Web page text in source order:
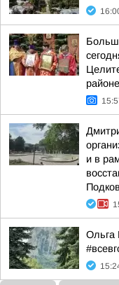
и в
Ольга